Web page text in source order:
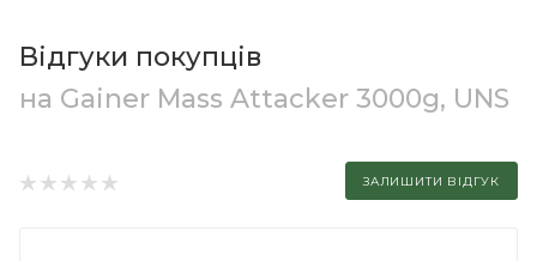
Відгуки покупців
на Gainer Mass Attacker 3000g, UNS
ЗАЛИШИТИ ВІДГУК